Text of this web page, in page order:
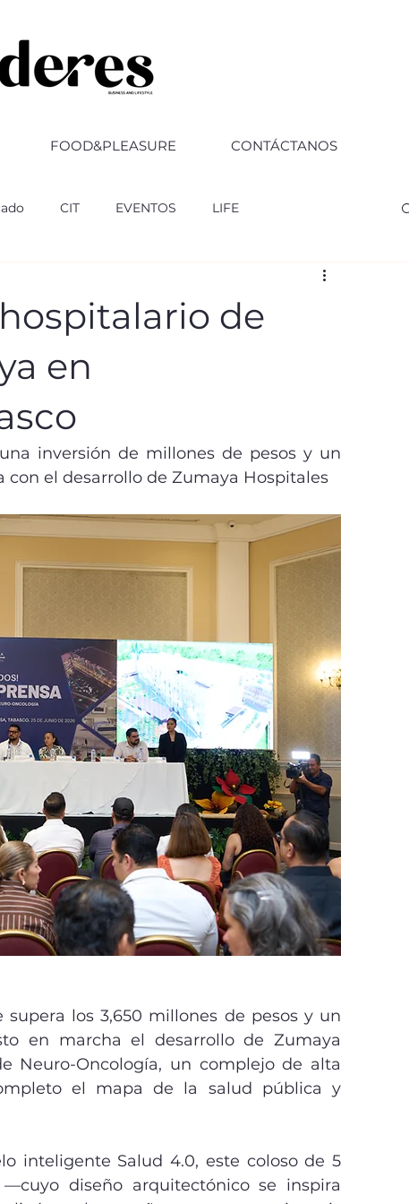
FOOD&PLEASURE CONTÁCTANOS
CIT EVENTOS LIFE
50 PERFILES
de
en
inversión de millones de pesos y un
con el desarrollo de Zumaya Hospitales
los 3,650 millones de pesos y un
en marcha el desarrollo de Zumaya
Neuro-Oncología, un complejo de alta
el mapa de la salud pública y
diseño arquitectónico se inspira